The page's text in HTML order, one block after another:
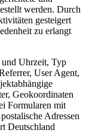
werden. Durch
gesteigert
zu erlangt
Uhrzeit, Typ
User Agent,
Geokoordinaten
Formularen mit
Adressen
Deutschland